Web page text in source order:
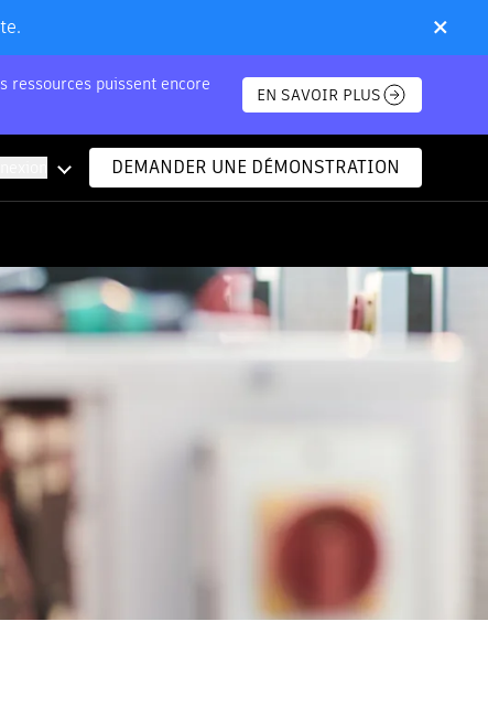
×
ressources puissent encore
EN SAVOIR PLUS
DEMANDER UNE DÉMONSTRATION